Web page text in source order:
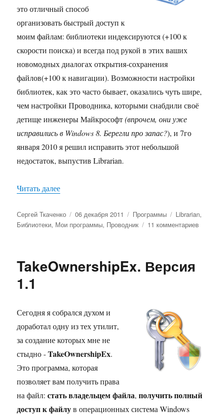
это отличный способ
организовать быстрый доступ к
моим файлам: библиотеки индексируются (+100 к
скорости поиска) и всегда под рукой в этих ваших
новомодных диалогах открытия-сохранения
файлов(+100 к навигации). Возможности настройки
библиотек, как это часто бывает, оказались чуть шире,
чем настройки Проводника, которыми снабдили своё
детище инженеры Майкрософт(впрочем, они уже
исправились в Windows 8. Берегли про запас?), и 7го
января 2010 я решил исправить этот небольшой
недостаток, выпустив Librarian.
Читать далее«Librarian. Менеджер библиотек Windows»
Автор
Сергей Ткаченко Опубликовано
06 декабря 2011 Рубрики
Программы Метки
Librarian,
Библиотеки, Мои программы, Проводник 11 комментариевк
TakeOwnershipEx. Версия
1.1
Сегодня я собрался духом и
доработал одну из тех утилит,
за создание которых мне не
стыдно -TakeOwnershipEx.
Это программа, которая
позволяет вам получить права
на файл:стать владельцем файла,получить полный
доступ к файлув операционных система Windows